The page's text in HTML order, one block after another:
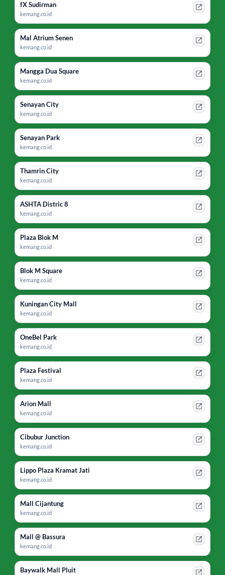
fX Sudirman
kemang.co.id
Mal Atrium Senen
kemang.co.id
Mangga Dua Square
kemang.co.id
Senayan City
kemang.co.id
Senayan Park
kemang.co.id
Thamrin City
kemang.co.id
ASHTA Distric 8
kemang.co.id
Plaza Blok M
kemang.co.id
Blok M Square
kemang.co.id
Kuningan City Mall
kemang.co.id
OneBel Park
kemang.co.id
Plaza Festival
kemang.co.id
Arion Mall
kemang.co.id
Cibubur Junction
kemang.co.id
Lippo Plaza Kramat Jati
kemang.co.id
Mall Cijantung
kemang.co.id
Mall @ Bassura
kemang.co.id
Baywalk Mall Pluit